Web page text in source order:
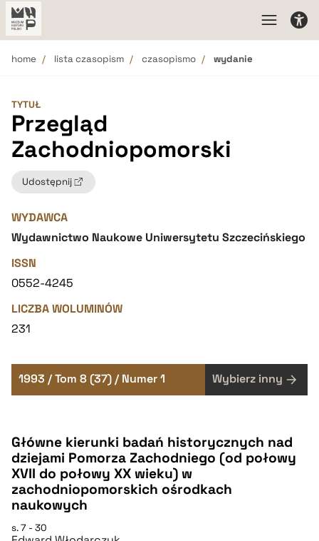
home lista czasopism czasopismo wydanie
TYTUŁ
Przegląd
Zachodniopomorski
Udostępnij
WYDAWCA
Wydawnictwo Naukowe Uniwersytetu Szczecińskiego
ISSN
0552-4245
LICZBA WOLUMINÓW
231
1993 / Tom 8 (37) / Numer 1 Wybierz inny
Główne kierunki badań historycznych nad
dziejami Pomorza Zachodniego (od połowy
XVII do połowy XX wieku) w
zachodniopomorskich ośrodkach
naukowych
s. 7 - 30